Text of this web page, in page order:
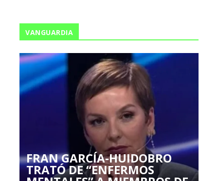
VANGUARDIA
FRAN GARCÍA-HUIDOBRO
TRATÓ DE “ENFERMOS